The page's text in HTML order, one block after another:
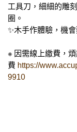
工具刀，細細的雕
圈。
✨木手作體驗，機
※ 因需線上繳費，
費 https://
9910